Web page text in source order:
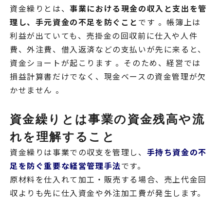
資金繰りとは、事業における現金の収入と支出を管
理し、手元資金の不足を防ぐこと です 。帳簿上は
利益が出ていても、売掛金の回収前に仕入や人件
費、外注費、借入返済などの支払いが先に来ると、
資金ショートが起こります 。そのため、経営では
損益計算書だけでなく、現金ベースの資金管理が欠
かせません 。
資金繰りとは事業の資金残高や流
れを理解すること
資金繰りは事業での収支を管理し、 手持ち資金の不
足を防ぐ重要な経営管理手法です。
原材料を仕入れて加工・販売する場合、売上代金回
収よりも先に仕入資金や外注加工費が発生します。